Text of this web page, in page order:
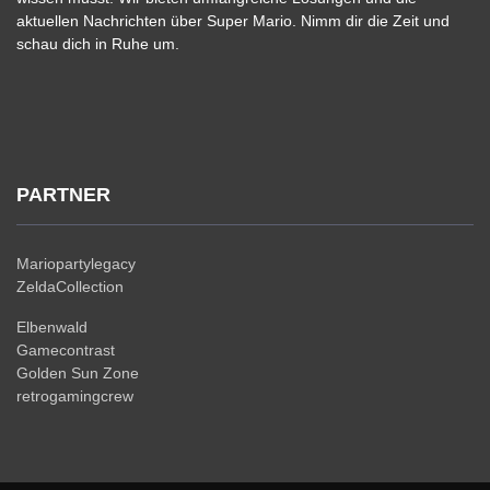
aktuellen Nachrichten über Super Mario. Nimm dir die Zeit und
schau dich in Ruhe um.
PARTNER
Mariopartylegacy
ZeldaCollection
Elbenwald
Gamecontrast
Golden Sun Zone
retrogamingcrew